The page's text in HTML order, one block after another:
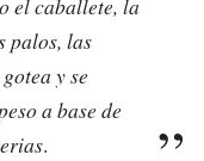
el caballete, la
palos, las
y se
a base de
.